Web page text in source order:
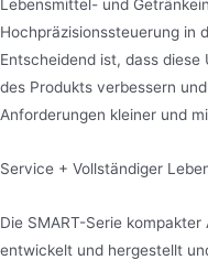
Lebensmittel- und
Hochpräzisionssteuerung in
Entscheidend ist, dass
des Produkts verbessern
Anforderungen kleiner und
Service + Vollständiger
Die SMART-Serie
entwickelt und hergestellt